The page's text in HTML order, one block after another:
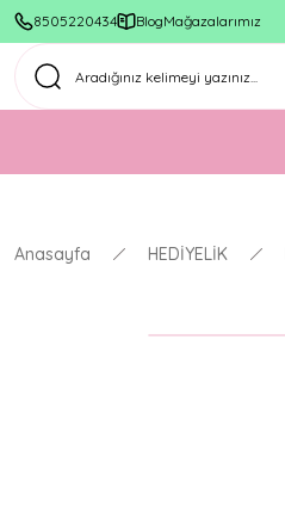
8505220434 BlogMağazalarımız
Anasayfa HEDİYELİK